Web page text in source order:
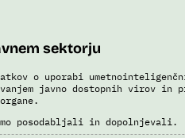
sektorju
o uporabi
javno dostopnih virov in
posodabljali in dopolnjevali.